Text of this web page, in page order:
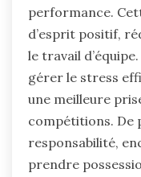
performance.
d’esprit positif,
le travail
gérer le stress
une meilleure
compétitions. De
responsabilité,
prendre